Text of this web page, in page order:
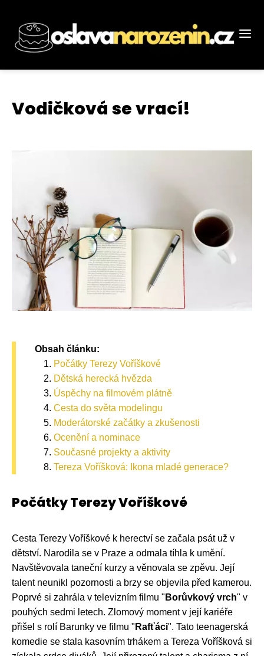
Vodičková se vrací!
Obsah článku:
Počátky Terezy Voříškové
Dětská herecká hvězda
Úspěchy na filmovém plátně
Cesta do světa modelingu
Moderátorské začátky a zkušenosti
Ocenění a nominace
Současné projekty a aktivity
Tereza Voříšková: Ikona mladé generace?
Počátky Terezy Voříškové
Cesta Terezy Voříškové k herectví se začala psát už v
dětství. Narodila se v Praze a odmala tíhla k umění.
Navštěvovala taneční kurzy a věnovala se zpěvu. Její
talent neunikl pozornosti a brzy se objevila před kamerou.
Poprvé si zahrála v televizním filmu " Borůvkový vrch" v
pouhých sedmi letech. Zlomový moment v její kariéře
přišel s rolí Barunky ve filmu " Rafťáci". Tato teenagerská
komedie se stala kasovním trhákem a Tereza Voříšková si